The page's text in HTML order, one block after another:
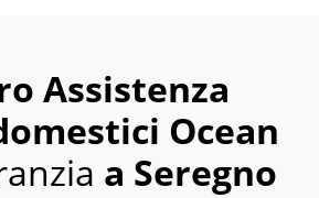
Assistenza
Ocean
a Seregno